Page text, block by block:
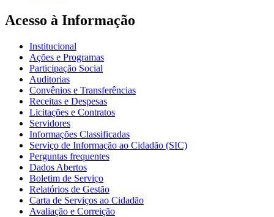
Acesso à Informação
Institucional
Ações e Programas
Participação Social
Auditorias
Convênios e Transferências
Receitas e Despesas
Licitações e Contratos
Servidores
Informações Classificadas
Serviço de Informação ao Cidadão (SIC)
Perguntas frequentes
Dados Abertos
Boletim de Serviço
Relatórios de Gestão
Carta de Serviços ao Cidadão
Avaliação e Correição